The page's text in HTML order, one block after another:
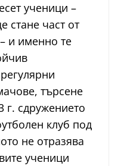
ученици –
стане част от
и именно те
търсене
г. сдружението
клуб под
не отразява
ученици